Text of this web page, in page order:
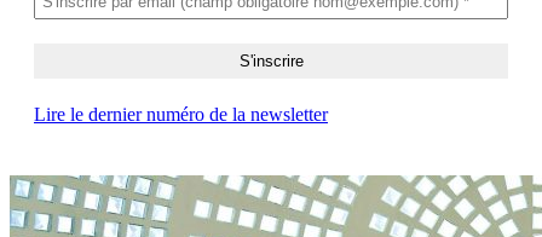
Lire le dernier numéro de la newsletter